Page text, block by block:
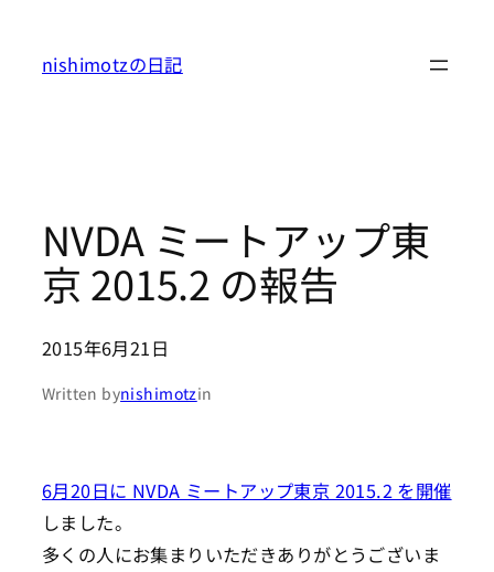
nishimotzの日記
NVDA ミートアップ東
京 2015.2 の報告
2015年6月21日
Written bynishimotzin
6月20日に NVDA ミートアップ東京 2015.2 を開催
しました。
多くの人にお集まりいただきありがとうございま